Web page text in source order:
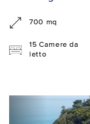
700 mq
15 Camere da
letto